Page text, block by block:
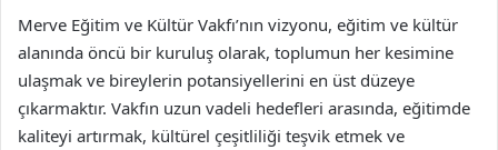
Merve Eğitim ve Kültür Vakfı’nın vizyonu, eğitim ve kültür
alanında öncü bir kuruluş olarak, toplumun her kesimine
ulaşmak ve bireylerin potansiyellerini en üst düzeye
çıkarmaktır. Vakfın uzun vadeli hedefleri arasında, eğitimde
kaliteyi artırmak, kültürel çeşitliliği teşvik etmek ve